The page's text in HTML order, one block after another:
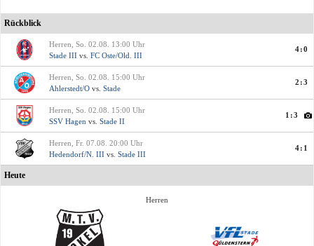
Rückblick
Herren, So. 02.08. 13:00 Uhr
Stade III vs. FC Oste/Old. III
4:0
Herren, So. 02.08. 15:00 Uhr
Ahlerstedt/O vs. Stade
2:3
Herren, So. 02.08. 15:00 Uhr
SSV Hagen vs. Stade II
1:3
Herren, Fr. 07.08. 20:00 Uhr
Hedendorf/N. III vs. Stade III
4:1
Heute
Herren